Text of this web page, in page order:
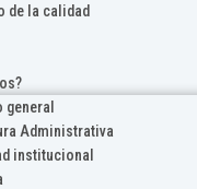
de la calidad
general
Administrativa
institucional